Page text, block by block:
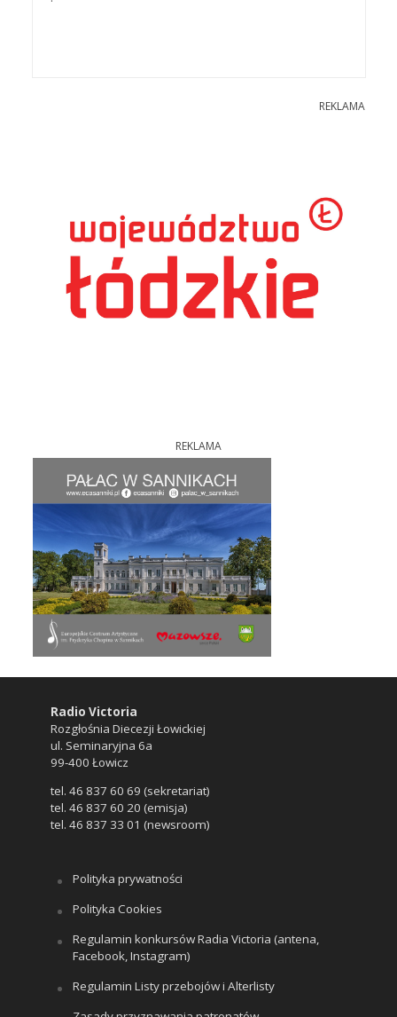
REKLAMA
REKLAMA
Radio Victoria
Rozgłośnia Diecezji Łowickiej
ul. Seminaryjna 6a
99-400 Łowicz
tel. 46 837 60 69 (sekretariat)
tel. 46 837 60 20 (emisja)
tel. 46 837 33 01 (newsroom)
Polityka prywatności
Polityka Cookies
Regulamin konkursów Radia Victoria (antena,
Facebook, Instagram)
Regulamin Listy przebojów i Alterlisty